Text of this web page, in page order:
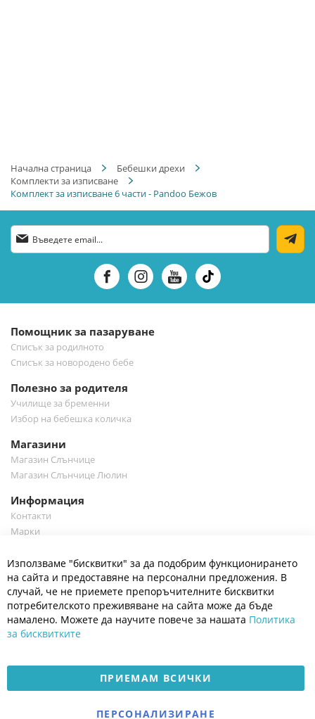
Начална страница
Бебешки дрехи
Комплекти за изписване
Комплект за изписване 6 части - Pandoo Бежов
Абонирай
се
бюлетин:
Помощник за пазаруване
Списък за родилното
Списък за новородено бебе
Полезно за родителя
Училище за бременни
Избор на бебешка количка
Магазини
Магазин Слънчице
Магазин Слънчице Люлин
Информация
Контакти
Марки
Полезно
Общи условия
Политика за поверителност
Платформа за OPC
Доставка и плащане
Електронен магазин
Използваме "бисквитки" за да подобрим функционирането
на сайта и предоставяне на персонални предложения. В
случай, че не приемете препоръчителните бисквитки
потребителското преживяване на сайта може да бъде
намалено. Можете да научите повече за нашата Политика
за бисквитките
ПРИЕМАМ ВСИЧКИ
ПЕРСОНАЛИЗИРАНЕ